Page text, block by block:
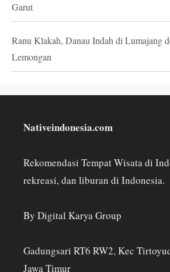
Garut
Ranu Klakah, Danau Indah di Lumajang
Lemongan
Nativeindonesia.com
Rekomendasi Tempat Wisata di
rekreasi, dan liburan di Indonesia.
By Digital Karya Group
Gadungsari RT6 RW2, Kec
Jawa Timur